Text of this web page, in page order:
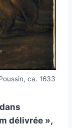
ca. 1633
délivrée »,